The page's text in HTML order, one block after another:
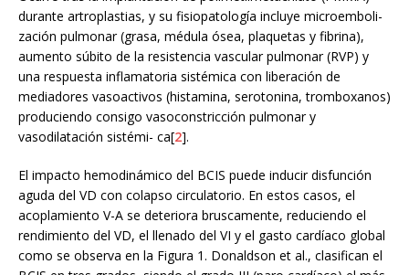
durante artroplastias, y su fisiopatología incluye microemboli-
zación pulmonar (grasa, médula ósea, plaquetas y fibrina),
aumento súbito de la resistencia vascular pulmonar (RVP) y
una respuesta inflamatoria sistémica con liberación de
mediadores vasoactivos (histamina, serotonina, tromboxanos)
produciendo consigo vasoconstricción pulmonar y
vasodilatación sistémi- ca[2].
El impacto hemodinámico del BCIS puede inducir disfunción
aguda del VD con colapso circulatorio. En estos casos, el
acoplamiento V-A se deteriora bruscamente, reduciendo el
rendimiento del VD, el llenado del VI y el gasto cardíaco global
como se observa en la Figura 1. Donaldson et al., clasifican el